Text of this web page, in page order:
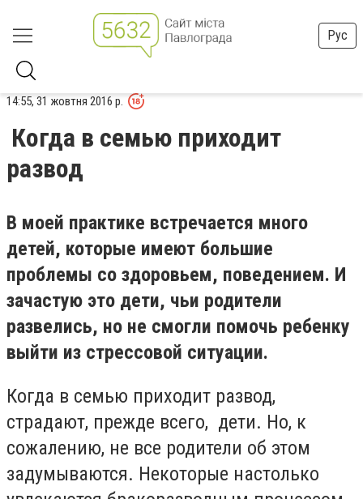
Рус
14:55, 31 жовтня 2016 р.
Когда в семью приходит
развод
В моей практике встречается много
детей, которые имеют большие
проблемы со здоровьем, поведением. И
зачастую это дети, чьи родители
развелись, но не смогли помочь ребенку
выйти из стрессовой ситуации.
Когда в семью приходит развод,
страдают, прежде всего, дети. Но, к
сожалению, не все родители об этом
задумываются. Некоторые настолько